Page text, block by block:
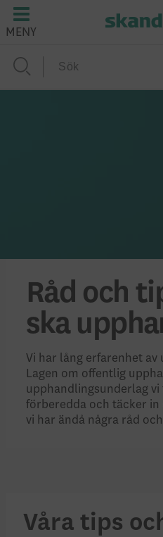
MENY
Råd och
ska
Vi har lång erfarenhet
Lagen om offentlig
upphandlingsunderlag vi
förberedda och täcker in
vi har ändå några råd
Våra tips